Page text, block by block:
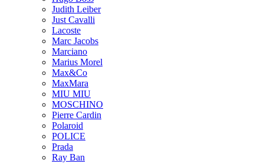
Judith Leiber
Just Cavalli
Lacoste
Marc Jacobs
Marciano
Marius Morel
Max&Co
MaxMara
MIU MIU
MOSCHINO
Pierre Cardin
Polaroid
POLICE
Prada
Ray Ban